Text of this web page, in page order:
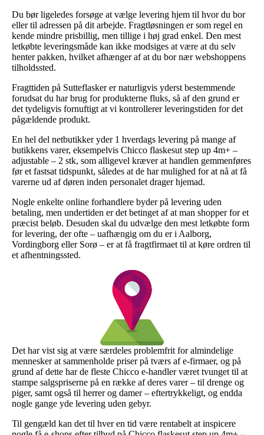
Du bør ligeledes forsøge at vælge levering hjem til hvor du bor
eller til adressen på dit arbejde. Fragtløsningen er som regel en
kende mindre prisbillig, men tillige i høj grad enkel. Den mest
letkøbte leveringsmåde kan ikke modsiges at være at du selv
henter pakken, hvilket afhænger af at du bor nær webshoppens
tilholdssted.
Fragttiden på Sutteflasker er naturligvis yderst bestemmende
forudsat du har brug for produkterne fluks, så af den grund er
det tydeligvis fornuftigt at vi kontrollerer leveringstiden for det
pågældende produkt.
En hel del netbutikker yder 1 hverdags levering på mange af
butikkens varer, eksempelvis Chicco flaskesut step up 4m+ –
adjustable – 2 stk, som alligevel kræver at handlen gemmenføres
før et fastsat tidspunkt, således at de har mulighed for at nå at få
varerne ud af døren inden personalet drager hjemad.
Nogle enkelte online forhandlere byder på levering uden
betaling, men undertiden er det betinget af at man shopper for et
præcist beløb. Desuden skal du udvælge den mest letkøbte form
for levering, der ofte – uafhængig om du er i Aalborg,
Vordingborg eller Sorø – er at få fragtfirmaet til at køre ordren til
et afhentningssted.
Det har vist sig at være særdeles problemfrit for almindelige
mennesker at sammenholde priser på tværs af e-firmaer, og på
grund af dette har de fleste Chicco e-handler været tvunget til at
stampe salgspriserne på en række af deres varer – til drenge og
piger, samt også til herrer og damer – eftertrykkeligt, og endda
nogle gange yde levering uden gebyr.
Til gengæld kan det til hver en tid være rentabelt at inspicere